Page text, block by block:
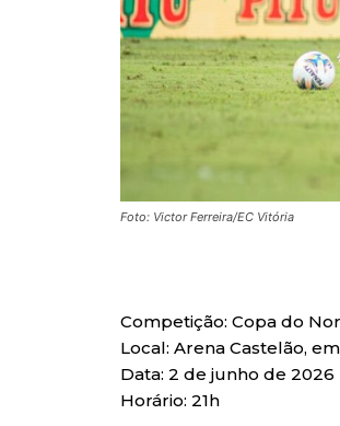
Foto: Victor Ferreira/EC Vitória
Competição: Copa do
Local: Arena Castelão,
Data: 2 de junho de 2026
Horário: 21h